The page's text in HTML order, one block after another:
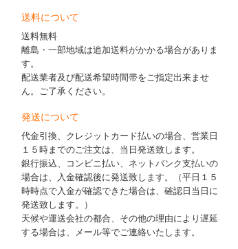
送料について
送料無料
離島・一部地域は追加送料がかかる場合がありま
す。
配送業者及び配送希望時間帯をご指定出来ませ
ん。ご了承ください。
発送について
代金引換、クレジットカード払いの場合、営業日
１５時までのご注文は、当日発送致します。
銀行振込、コンビニ払い、ネットバンク支払いの
場合は、入金確認後に発送致します。（平日１５
時時点で入金が確認できた場合は、確認日当日に
発送致します。）
天候や運送会社の都合、その他の理由により遅延
する場合は、メール等でご連絡いたします。